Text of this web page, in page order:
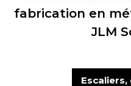
fabrication en
JLM